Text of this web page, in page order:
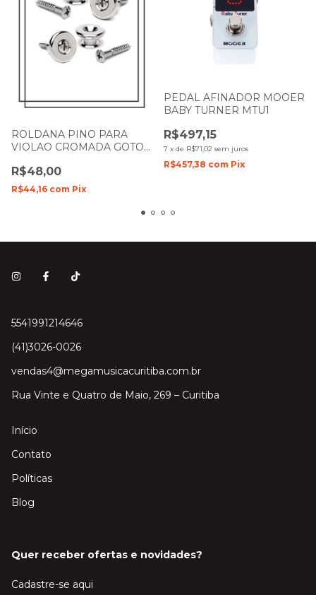
ROLDANA PINO PARA
VIOLAO CROMADA GOTOH
R$48,00
R$44,16 com Pix
PEDAL AFINADOR MOOER
BABY TURNER MTU1
R$497,15
7 x de R$71,02 sem juros
R$457,38 com Pix
5541991214646
(41)3026-0026
vendas4@megamusicacuritiba.com.br
Rua Vinte e Quatro de Maio, 269 – Curitiba
Início
Contato
Políticas
Blog
Quer receber ofertas e novidades?
Cadastre-se aqui